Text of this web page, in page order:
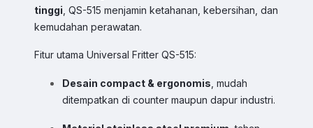
tinggi , QS-515 menjamin ketahanan, kebersihan, dan
kemudahan perawatan.
Fitur utama Universal Fritter QS-515:
Desain compact & ergonomis , mudah
ditempatkan di counter maupun dapur industri.
Sales & Support